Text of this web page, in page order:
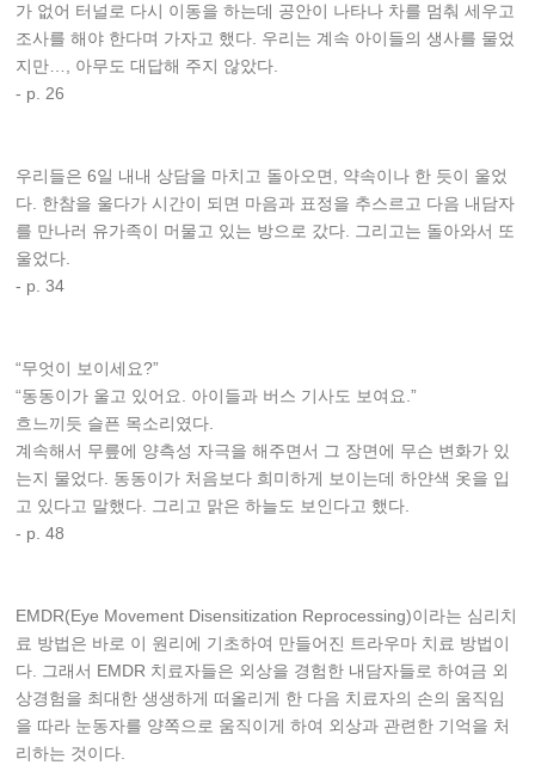
가 없어 터널로 다시 이동을 하는데 공안이 나타나 차를 멈춰 세우고
조사를 해야 한다며 가자고 했다. 우리는 계속 아이들의 생사를 물었
지만…, 아무도 대답해 주지 않았다.
- p. 26
우리들은 6일 내내 상담을 마치고 돌아오면, 약속이나 한 듯이 울었
다. 한참을 울다가 시간이 되면 마음과 표정을 추스르고 다음 내담자
를 만나러 유가족이 머물고 있는 방으로 갔다. 그리고는 돌아와서 또
울었다.
- p. 34
“무엇이 보이세요?”
“동동이가 울고 있어요. 아이들과 버스 기사도 보여요.”
흐느끼듯 슬픈 목소리였다.
계속해서 무릎에 양측성 자극을 해주면서 그 장면에 무슨 변화가 있
는지 물었다. 동동이가 처음보다 희미하게 보이는데 하얀색 옷을 입
고 있다고 말했다. 그리고 맑은 하늘도 보인다고 했다.
- p. 48
EMDR(Eye Movement Disensitization Reprocessing)이라는 심리치
료 방법은 바로 이 원리에 기초하여 만들어진 트라우마 치료 방법이
다. 그래서 EMDR 치료자들은 외상을 경험한 내담자들로 하여금 외
상경험을 최대한 생생하게 떠올리게 한 다음 치료자의 손의 움직임
을 따라 눈동자를 양쪽으로 움직이게 하여 외상과 관련한 기억을 처
리하는 것이다.